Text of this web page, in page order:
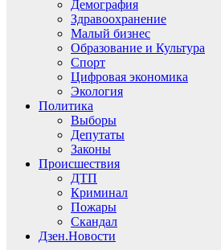
Демография
Здравоохранение
Малый бизнес
Образование и Культура
Спорт
Цифровая экономика
Экология
Политика
Выборы
Депутаты
Законы
Происшествия
ДТП
Криминал
Пожары
Скандал
Дзен.Новости